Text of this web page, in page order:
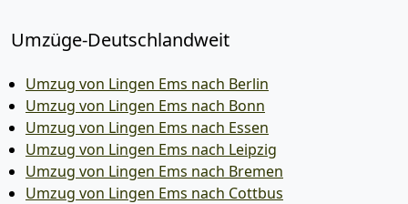
Umzüge-Deutschlandweit
Umzug von Lingen Ems nach Berlin
Umzug von Lingen Ems nach Bonn
Umzug von Lingen Ems nach Essen
Umzug von Lingen Ems nach Leipzig
Umzug von Lingen Ems nach Bremen
Umzug von Lingen Ems nach Cottbus